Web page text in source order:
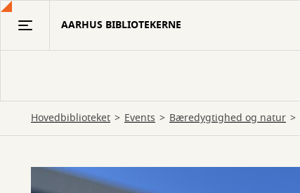
Gå
AARHUS BIBLIOTEKERNE
Hovedbiblioteket Events Bæredygtighed og natur